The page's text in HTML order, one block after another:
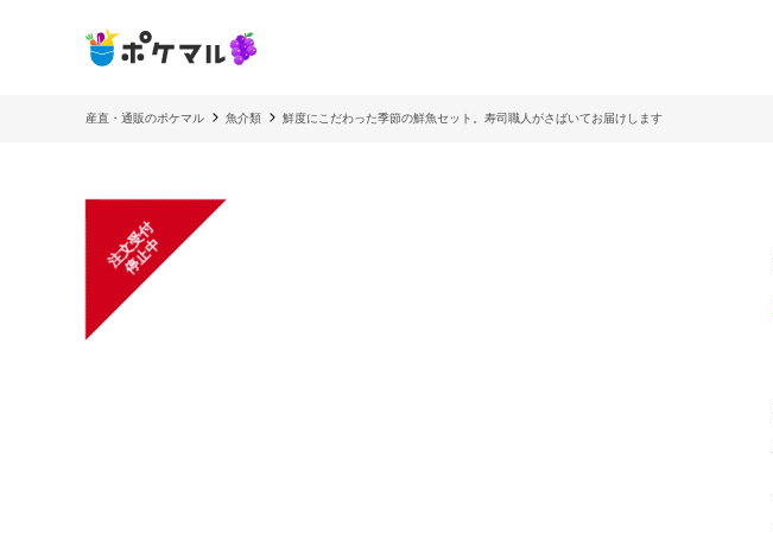
産直・通販のポケマル 魚介類 鮮度にこだわった季節の鮮魚セット。寿司職人がさばいてお届けします
注
文
受
付
停
止
中